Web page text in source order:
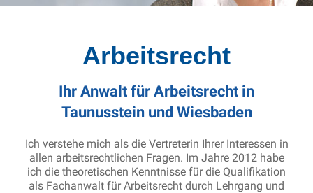
Arbeitsrecht
Ihr Anwalt für Arbeitsrecht in
Taunusstein und Wiesbaden
Ich verstehe mich als die Vertreterin Ihrer Interessen in
allen arbeitsrechtlichen Fragen. Im Jahre 2012 habe
ich die theoretischen Kenntnisse für die Qualifikation
als Fachanwalt für Arbeitsrecht durch Lehrgang und